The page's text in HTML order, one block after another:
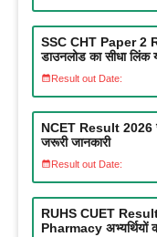
SSC CHT Paper 2
डाउनलोड का सीधा लिंक
Result out Date:
NCET Result 2026
जरूरी जानकारी
Result out Date:
RUHS CUET
Pharmacy अभ्यर्थियों